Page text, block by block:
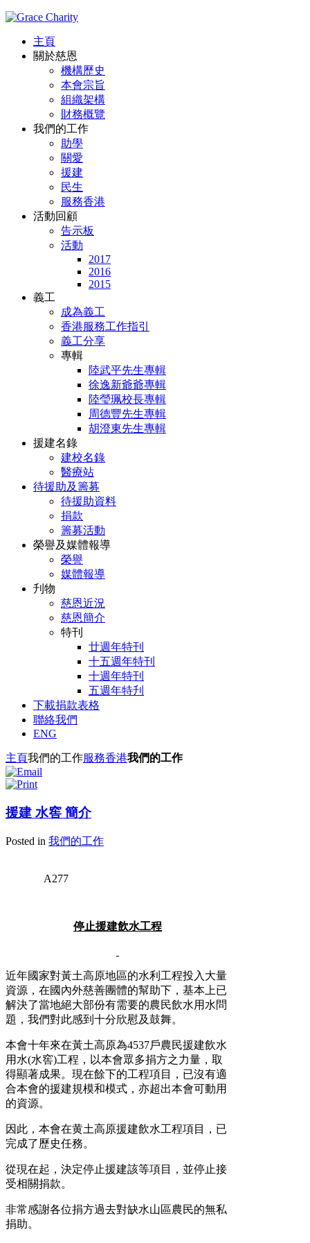
主頁
關於慈恩
機構歷史
本會宗旨
組織架構
財務概覽
我們的工作
助學
關愛
援建
民生
服務香港
活動回顧
告示板
活動
2017
2016
2015
義工
成為義工
香港服務工作指引
義工分享
專輯
陸武平先生專輯
徐逸新爺爺專輯
陸瑩珮校長專輯
周德豐先生專輯
胡澄東先生專輯
援建名錄
建校名錄
醫療站
待援助及籌募
待援助資料
捐款
籌募活動
榮譽及媒體報導
榮譽
媒體報導
刋物
慈恩近況
慈恩簡介
特刊
廿週年特刊
十五週年特刊
十週年特刊
五週年特刋
下載捐款表格
聯絡我們
ENG
主頁我們的工作服務香港我們的工作
援建 水窖 簡介
Posted in 我們的工作
A277
停止援建飲水工程
近年國家對黃土高原地區的水利工程投入大量
資源，在國內外慈善團體的幫助下，基本上已
解決了當地絕大部份有需要的農民飲水用水問
題，我們對此感到十分欣慰及鼓舞。
本會十年來在黃土高原為4537戶農民援建飲水
用水(水窖)工程，以本會眾多捐方之力量，取
得顯著成果。現在餘下的工程項目，已沒有適
合本會的援建規模和模式，亦超出本會可動用
的資源。
因此，本會在黄土高原援建飲水工程項目，已
完成了歷史任務。
從現在起，決定停止援建該等項目，並停止接
受相關捐款。
非常感謝各位捐方過去對缺水山區農民的無私
捐助。